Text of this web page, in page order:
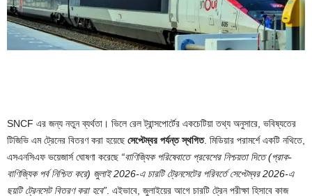
SNCF এর জন্য নতুন ব্যর্থতা। ভিলে রেল ট্রান্সপোর্টের একচেটিয়া তথ্য অনুসারে, ভবিষ্যতের
টিজিভি এম ট্রেনের বিতরণ করা হয়েছে সেপ্টেম্বর পর্যন্ত স্থগিত. মিডিয়ার পরামর্শে একটি নথিতে,
এসএনসিএফ ভয়েজার্স ঘোষণা করেছে “বাণিজ্যিক পরিষেবাতে প্রবেশের নিশ্চয়তা দিতে (প্রাক-
বাণিজ্যিক পর্ব নিশ্চিত করে) জুলাই 2026-এ চারটি ট্রেনসেটের পরিবর্তে সেপ্টেম্বর 2026-এ
ছয়টি ট্রেনসেট বিতরণ করা হবে” . এইভাবে, জুলাইয়ের আগে চারটি ট্রেন পরীক্ষা হিসাবে কাজ